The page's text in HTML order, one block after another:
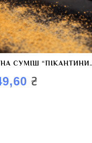
СУМІШ
BBQ”
₴